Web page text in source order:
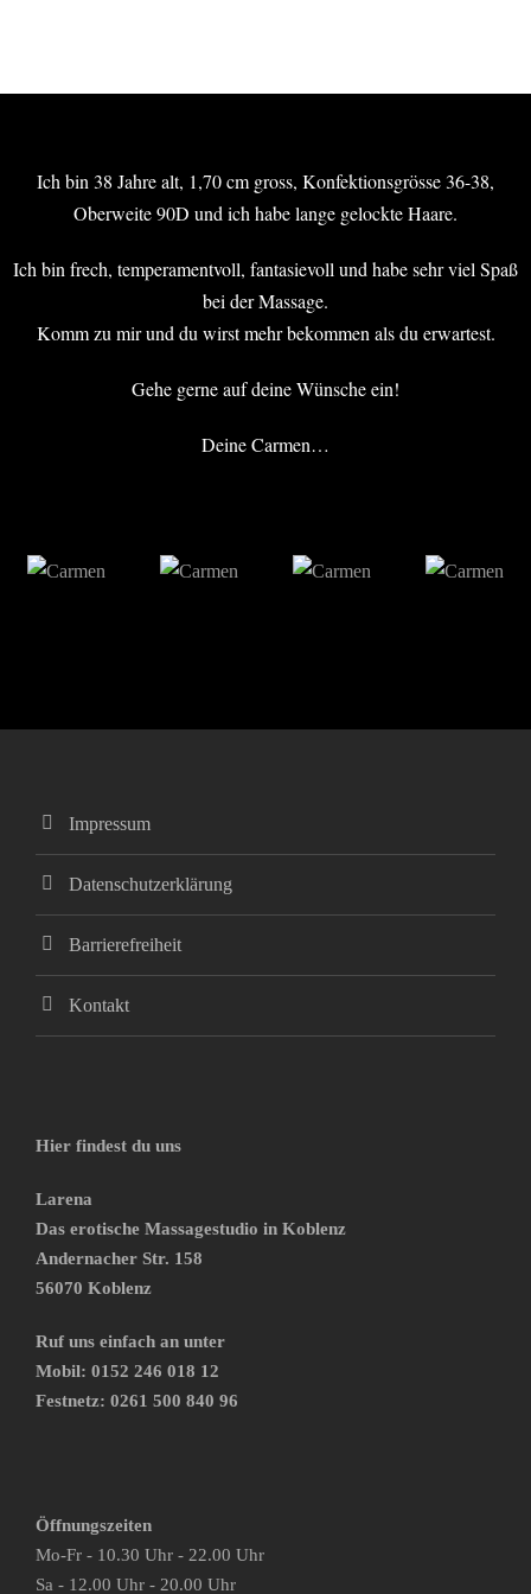
Ich bin 38 Jahre alt, 1,70 cm gross, Konfektionsgrösse 36-38,
Oberweite 90D und ich habe lange gelockte Haare.
Ich bin frech, temperamentvoll, fantasievoll und habe sehr viel Spaß
bei der Massage.
Komm zu mir und du wirst mehr bekommen als du erwartest.
Gehe gerne auf deine Wünsche ein!
Deine Carmen…
Impressum
Datenschutzerklärung
Barrierefreiheit
Kontakt
Hier findest du uns
Larena
Das erotische Massagestudio in Koblenz
Andernacher Str. 158
56070 Koblenz
Ruf uns einfach an unter
Mobil: 0152 246 018 12
Festnetz: 0261 500 840 96
Öffnungszeiten
Mo-Fr - 10.30 Uhr - 22.00 Uhr
Sa - 12.00 Uhr - 20.00 Uhr